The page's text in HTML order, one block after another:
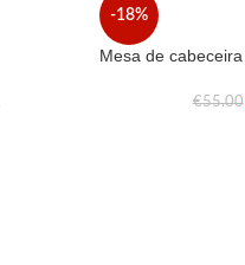
-18%
Mesa de cabeceira
€55.00